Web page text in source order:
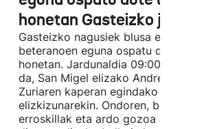
honetan Gasteizko jaietan
Gasteizko nagusiek blusa eta neska
beteranoen eguna ospatu dute
honetan. Jardunaldia 09:00etan hasi
da, San Migel elizako Andre Maria
Zuriaren kaperan egindako
elizkizunarekin. Ondoren, beteranoek
erroskillak eta ardo gozoa dastatu